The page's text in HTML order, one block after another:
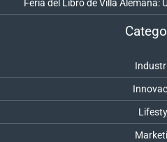
Feria del Libro de Villa Alemana: